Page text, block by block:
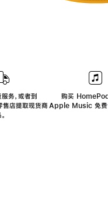
务，或者到
店提取现货商
购买
Apple Music 免费